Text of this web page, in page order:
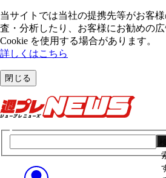
当サイトでは当社の提携先等がお客
査・分析したり、お客様にお勧めの
Cookie を使⽤する場合があります。
詳しくはこちら
閉じる